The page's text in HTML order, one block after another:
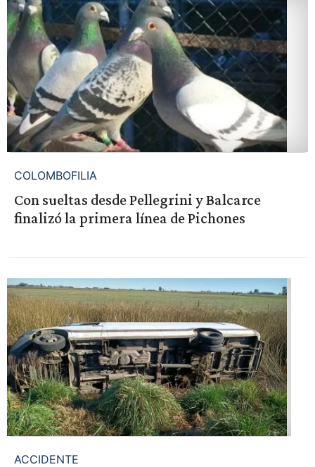
COLOMBOFILIA
Con sueltas desde Pellegrini y Balcarce
finalizó la primera línea de Pichones
ACCIDENTE